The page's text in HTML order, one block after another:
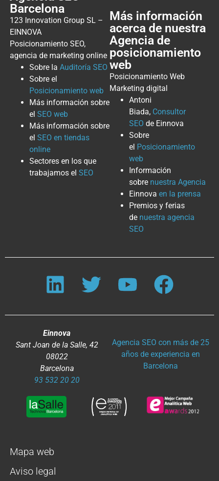
Barcelona
123 Innovation Group SL –
EINNOVA
Posicionamiento SEO,
agencia de marketing online
Sobre la Auditoría SEO
Sobre el
Posicionamiento web
Más información sobre
el SEO web
Más información sobre
el SEO en tiendas
online
Sectores en los que
trabajamos el SEO
Más información
acerca de nuestra
Agencia de
posicionamiento
web
Posicionamiento Web
Marketing digital
Antoni
Biada, Consultor
SEO de Einnova
Sobre
el Posicionamiento
web
Información
sobre nuestra Agencia
Einnova en la prensa
Premios y ferias
de nuestra agencia
SEO
Einnova
Sant Joan de la Salle, 42
08022
Barcelona
93 532 20 20
Agencia SEO con más de 25
años de experiencia en
Barcelona
Mapa web
Aviso legal